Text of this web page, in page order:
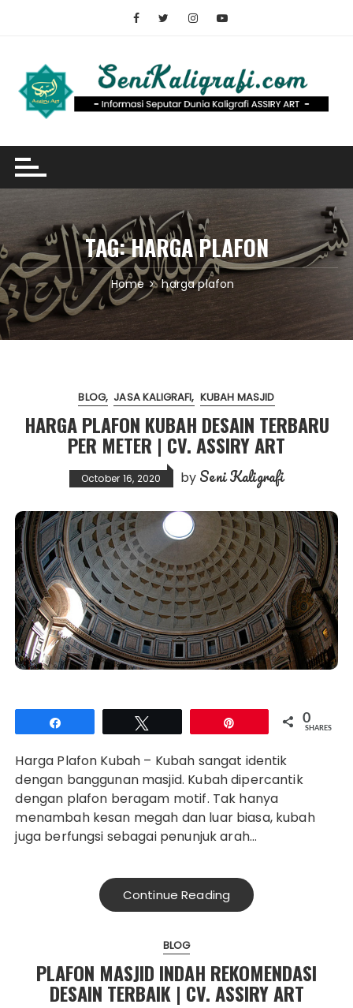
TAG:HARGA PLAFON
Home harga plafon
BLOG JASA KALIGRAFI KUBAH MASJID
HARGA PLAFON KUBAH DESAIN TERBARU
PER METER | CV. ASSIRY ART
October 16, 2020 by Seni Kaligrafi
0
SHARES
Harga Plafon Kubah – Kubah sangat identik
dengan banggunan masjid. Kubah dipercantik
dengan plafon beragam motif. Tak hanya
menambah kesan megah dan luar biasa, kubah
juga berfungsi sebagai penunjuk arah…
Continue Reading
BLOG
PLAFON MASJID INDAH REKOMENDASI
DESAIN TERBAIK | CV. ASSIRY ART